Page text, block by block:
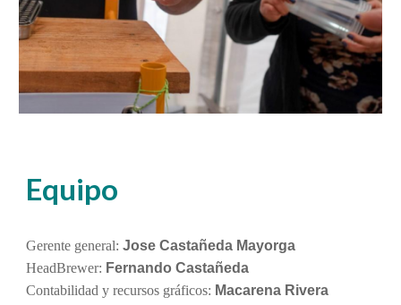
Equipo
Gerente general:Jose Castañeda Mayorga
HeadBrewer: Fernando Castañeda
Contabilidad y recursos gráficos: Macarena Rivera